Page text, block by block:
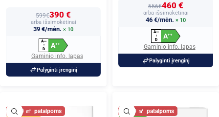
599€390 €
arba išsimokėtinai
39 €/mėn. × 10
A+++
↑
D
A++
Gaminio info. lapas
Palyginti įrenginį
556€460 €
arba išsimokėtinai
46 €/mėn. × 10
A+++
↑
D
A++
Gaminio info. lapas
Palyginti įrenginį
30
30